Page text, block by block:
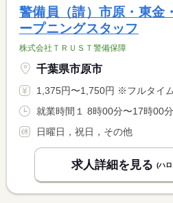
警備員（請）市原・東金
ープニングスタッフ
株式会社ＴＲＵＳＴ警備保障
千葉県市原市
1,375円〜1,750円 ※フルタイム求人の場合は月額（換算額）
日曜日，祝日，その他
求人詳細を見る (ハ